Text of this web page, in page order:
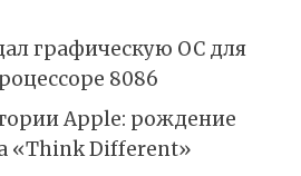
графическую ОС для
8086
Apple: рождение
«Think Different»